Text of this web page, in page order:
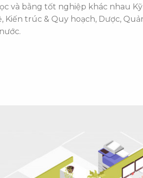
và bằng tốt nghiệp khác nhau
Kiến trúc & Quy hoạch, Dược,